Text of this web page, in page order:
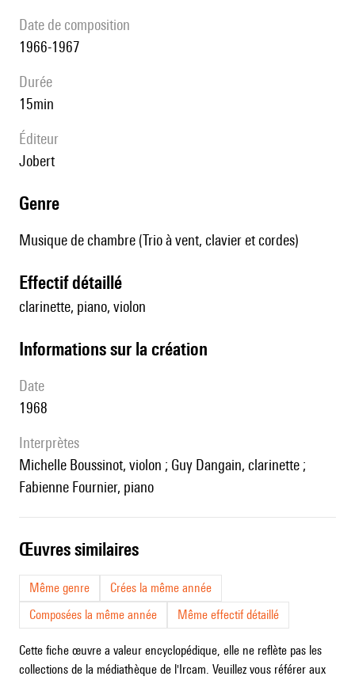
date de composition
1966-1967
durée
15min
éditeur
Jobert
genre
Musique de chambre (Trio à vent, clavier et cordes)
effectif détaillé
clarinette, piano, violon
informations sur la création
date
1968
interprètes
Michelle Boussinot, violon ; Guy Dangain, clarinette ;
Fabienne Fournier, piano
œuvres similaires
Même genre
Crées la même année
Composées la même année
Même effectif détaillé
Cette fiche œuvre a valeur encyclopédique, elle ne reflète pas les
collections de la médiathèque de l'Ircam. Veuillez vous référer aux